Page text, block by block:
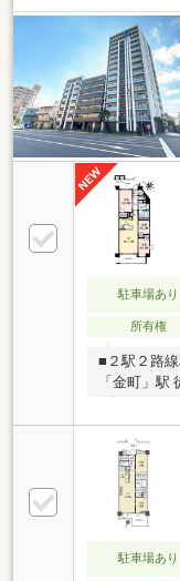
駐車場あり
所有権
■２駅２路
「金町」駅
9分■ＴＶ
配ボックス
適なガス
は食器洗浄
のお洗濯に
ト飼育可
金町店ま
町３丁目
団光仁会
駐車場あり